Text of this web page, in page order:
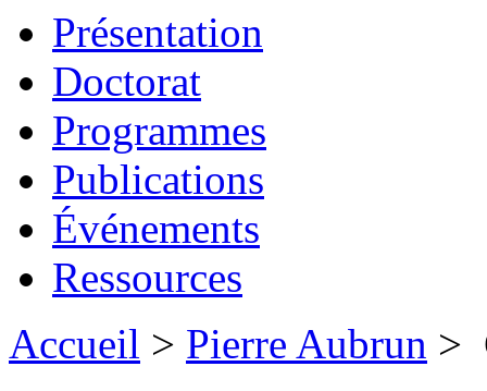
Présentation
Doctorat
Programmes
Publications
Événements
Ressources
Accueil > Pierre Aubrun >